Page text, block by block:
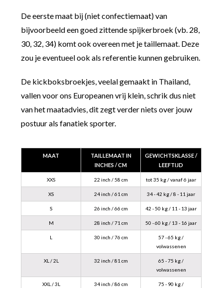
De eerste maat bij (niet confectiemaat) van
bijvoorbeeld een goed zittende spijkerbroek (vb. 28,
30, 32, 34) komt ook overeen met je taillemaat. Deze
zou je eventueel ook als referentie kunnen gebruiken.
De kickboksbroekjes, veelal gemaakt in Thailand,
vallen voor ons Europeanen vrij klein, schrik dus niet
van het maatadvies, dit zegt verder niets over jouw
postuur als fanatiek sporter.
MAAT
TAILLEMAAT IN
INCHES / CM
GEWICHTSKLASSE /
LEEFTIJD
XXS 22 inch / 58 cm tot 35 kg / vanaf 6 jaar
XS 24 inch / 61 cm 34 - 42 kg / 8 - 11 jaar
S 26 inch / 66 cm 42 - 50 kg / 11 - 13 jaar
M 28 inch / 71 cm 50 - 60 kg / 13 - 16 jaar
L 30 inch / 76 cm
57 - 65 kg /
volwassenen
XL / 2L 32 inch / 81 cm
65 - 75 kg /
volwassenen
XXL / 3L 34 inch / 86 cm
75 - 90 kg /